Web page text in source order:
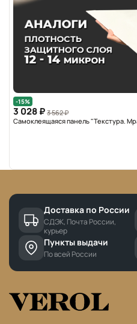
-15%
3 028 ₽ 3 562 ₽
Самоклеящаяся панель "Текстура.
Доставка по России
СДЭК, Почта России,
курьер
Пункты выдачи
По всей России